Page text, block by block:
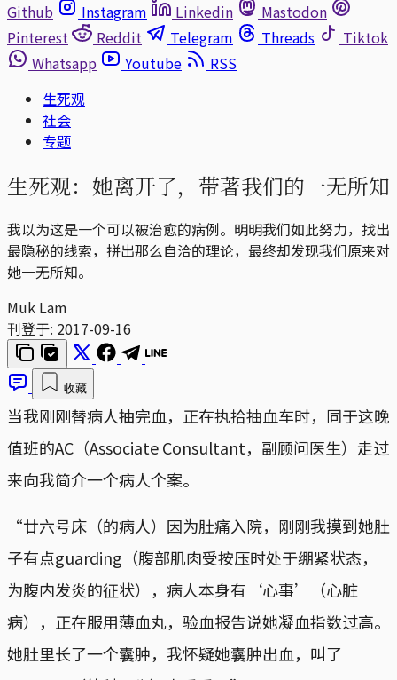
Github
Instagram Linkedin
Mastodon
Pinterest
Reddit Telegram Threads
Tiktok
Whatsapp
Youtube
RSS
生死观
社会
专题
生死观：她离开了，带著我们的一无所知
我以为这是一个可以被治愈的病例。明明我们如此努力，找出
最隐秘的线索，拼出那么自洽的理论，最终却发现我们原来对
她一无所知。
Muk Lam
刊登于: 2017-09-16
收藏
当我刚刚替病人抽完血，正在执拾抽血车时，同于这晚
值班的AC（Associate Consultant，副顾问医生）走过
来向我简介一个病人个案。
“廿六号床（的病人）因为肚痛入院，刚刚我摸到她肚
子有点guarding（腹部肌肉受按压时处于绷紧状态，
为腹内发炎的征状），病人本身有‘心事’（心脏
病），正在服用薄血丸，验血报告说她凝血指数过高。
她肚里长了一个囊肿，我怀疑她囊肿出血，叫了